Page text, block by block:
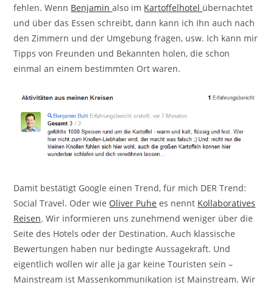
fehlen. Wenn Benjaminalso im Kartoffelhotel übernachtet
und über das Essen schreibt, dann kann ich Ihn auch nach
den Zimmern und der Umgebung fragen, usw. Ich kann mir
Tipps von Freunden und Bekannten holen, die schon
einmal an einem bestimmten Ort waren.
Damit bestätigt Google einen Trend, für mich DER Trend:
Social Travel. Oder wie Oliver Puhe es nennt Kollaboratives
Reisen. Wir informieren uns zunehmend weniger über die
Seite des Hotels oder der Destination. Auch klassische
Bewertungen haben nur bedingte Aussagekraft. Und
eigentlich wollen wir alle ja gar keine Touristen sein –
Mainstream ist Massenkommunikation ist Mainstream. Wir